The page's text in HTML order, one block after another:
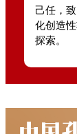
己任，
化创造
探索。